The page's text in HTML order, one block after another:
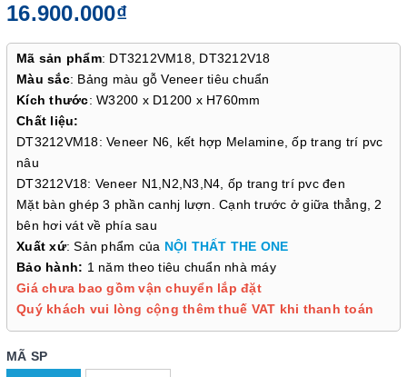
16.900.000₫
Mã sản phẩm: DT3212VM18, DT3212V18
Màu sắc: Bảng màu gỗ Veneer tiêu chuẩn
Kích thước: W3200 x D1200 x H760mm
Chất liệu:
DT3212VM18: Veneer N6, kết hợp Melamine, ốp trang trí pvc
nâu
DT3212V18: Veneer N1,N2,N3,N4, ốp trang trí pvc đen
Mặt bàn ghép 3 phần canhj lượn. Cạnh trước ở giữa thẳng, 2
bên hơi vát về phía sau
Xuất xứ: Sản phẩm của NỘI THẤT THE ONE
Bảo hành: 1 năm theo tiêu chuẩn nhà máy
Giá chưa bao gồm vận chuyển lắp đặt
Quý khách vui lòng cộng thêm thuế VAT khi thanh toán
MÃ SP